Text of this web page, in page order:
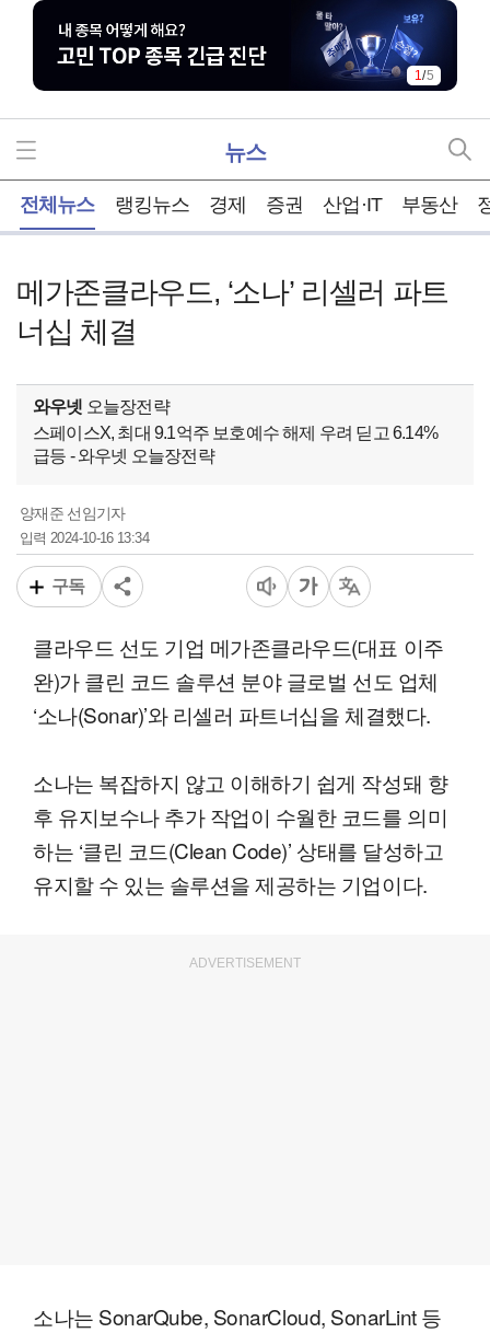
1/5
뉴스
전체뉴스 랭킹뉴스 경제 증권 산업·IT 부동산
메가존클라우드, ‘소나’ 리셀러 파트
너십 체결
와우넷 오늘장전략
스페이스X, 최대 9.1억주 보호예수 해제 우려 딛고 6.14%
급등 - 와우넷 오늘장전략
양재준 선임기자
입력2024-10-16 13:34
구독
클라우드 선도 기업 메가존클라우드(대표 이주
완)가 클린 코드 솔루션 분야 글로벌 선도 업체
‘소나(Sonar)’와 리셀러 파트너십을 체결했다.
소나는 복잡하지 않고 이해하기 쉽게 작성돼 향
후 유지보수나 추가 작업이 수월한 코드를 의미
하는 ‘클린 코드(Clean Code)’ 상태를 달성하고
유지할 수 있는 솔루션을 제공하는 기업이다.
ADVERTISEMENT
소나는 SonarQube, SonarCloud, SonarLint 등